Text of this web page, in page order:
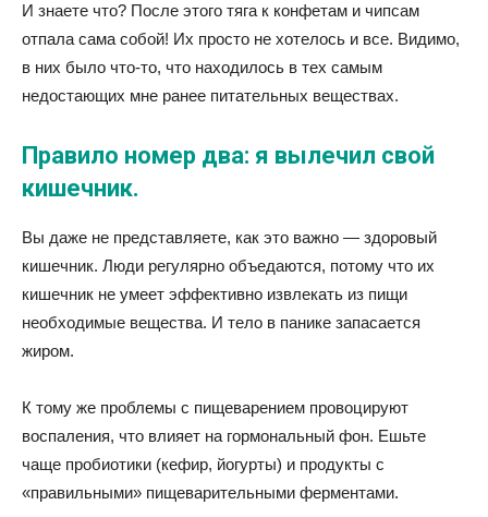
И знаете что? После этого тяга к конфетам и чипсам
отпала сама собой! Их просто не хотелось и все. Видимо,
в них было что-то, что находилось в тех самым
недостающих мне ранее питательных веществах.
Правило номер два: я вылечил свой
кишечник.
Вы даже не представляете, как это важно — здоровый
кишечник. Люди регулярно объедаются, потому что их
кишечник не умеет эффективно извлекать из пищи
необходимые вещества. И тело в панике запасается
жиром.
К тому же проблемы с пищеварением провоцируют
воспаления, что влияет на гормональный фон. Ешьте
чаще пробиотики (кефир, йогурты) и продукты с
«правильными» пищеварительными ферментами.